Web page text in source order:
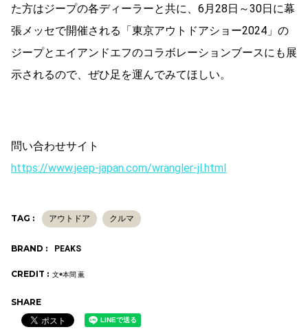
た方はジープの各ディーラーと共に、6月28日～30日に幕
張メッセで開催される「東京アウトドアショー2024」の
ジープとエイアンドエフのコラボレーションブースにも展
示されるので、ぜひ足を運んでみてほしい。
問い合わせサイト
https://www.jeep-japan.com/wrangler-jl.html
TAG : アウトドア クルマ
BRAND : PEAKS
CREDIT : 文◉本間 薫
SHARE